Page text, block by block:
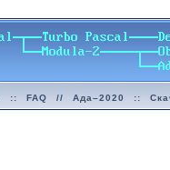
:: FAQ // Ада–2020 ::